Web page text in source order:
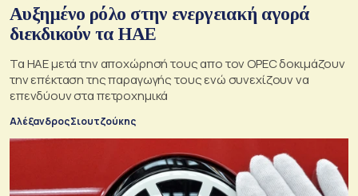
Αυξημένο ρόλο στην ενεργειακή αγορά
διεκδικούν τα ΗΑΕ
Τα ΗΑΕ μετά την αποχώρησή τους απο τον OPEC δοκιμάζουν
την επέκταση της παραγωγής τους ενώ συνεχίζουν να
επενδύουν στα πετροχημικά
Αλέξανδρος Σιουτζούκης